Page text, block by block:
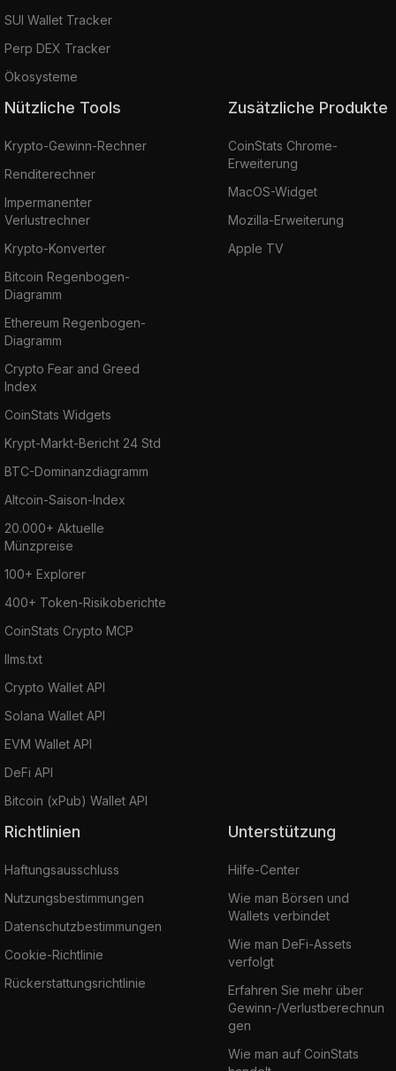
SUI Wallet Tracker
Perp DEX Tracker
Ökosysteme
Nützliche Tools
Krypto-Gewinn-Rechner
Renditerechner
Impermanenter
Verlustrechner
Krypto-Konverter
Bitcoin Regenbogen-
Diagramm
Ethereum Regenbogen-
Diagramm
Crypto Fear and Greed
Index
CoinStats Widgets
Krypt-Markt-Bericht 24 Std
BTC-Dominanzdiagramm
Altcoin-Saison-Index
20.000+ Aktuelle
Münzpreise
100+ Explorer
400+ Token-Risikoberichte
CoinStats Crypto MCP
llms.txt
Crypto Wallet API
Solana Wallet API
EVM Wallet API
DeFi API
Bitcoin (xPub) Wallet API
Zusätzliche Produkte
CoinStats Chrome-
Erweiterung
MacOS-Widget
Mozilla-Erweiterung
Apple TV
Richtlinien
Haftungsausschluss
Nutzungsbestimmungen
Datenschutzbestimmungen
Cookie-Richtlinie
Rückerstattungsrichtlinie
Unterstützung
Hilfe-Center
Wie man Börsen und
Wallets verbindet
Wie man DeFi-Assets
verfolgt
Erfahren Sie mehr über
Gewinn-/Verlustberechnun
gen
Wie man auf CoinStats